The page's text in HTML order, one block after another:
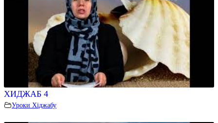
ХИДЖАБ 4
Уроки Хіджабу